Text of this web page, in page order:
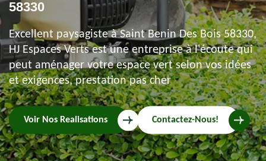
58330
Excellent paysagiste à Saint Benin Des Bois 58330,
HJ Espaces Verts est une entreprise à l'écoute qui
peut aménager votre espace vert selon vos idées
et exigences, prestation pas cher
Voir Nos Realisations Contactez-Nous!